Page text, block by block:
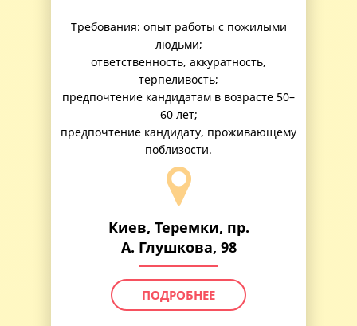
Требования: опыт работы с пожилыми
людьми;
ответственность, аккуратность,
терпеливость;
предпочтение кандидатам в возрасте 50–
60 лет;
предпочтение кандидату, проживающему
поблизости.
Киев, Теремки, пр.
А. Глушкова, 98
ПОДРОБНЕЕ